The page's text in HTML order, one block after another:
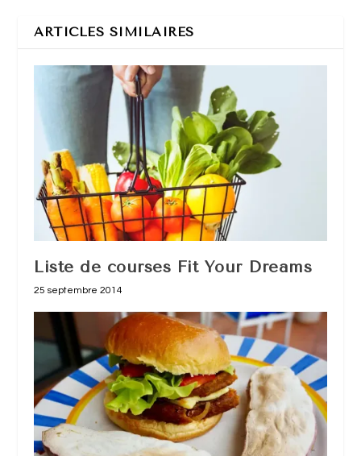
ARTICLES SIMILAIRES
Liste de courses Fit Your Dreams
25 septembre 2014